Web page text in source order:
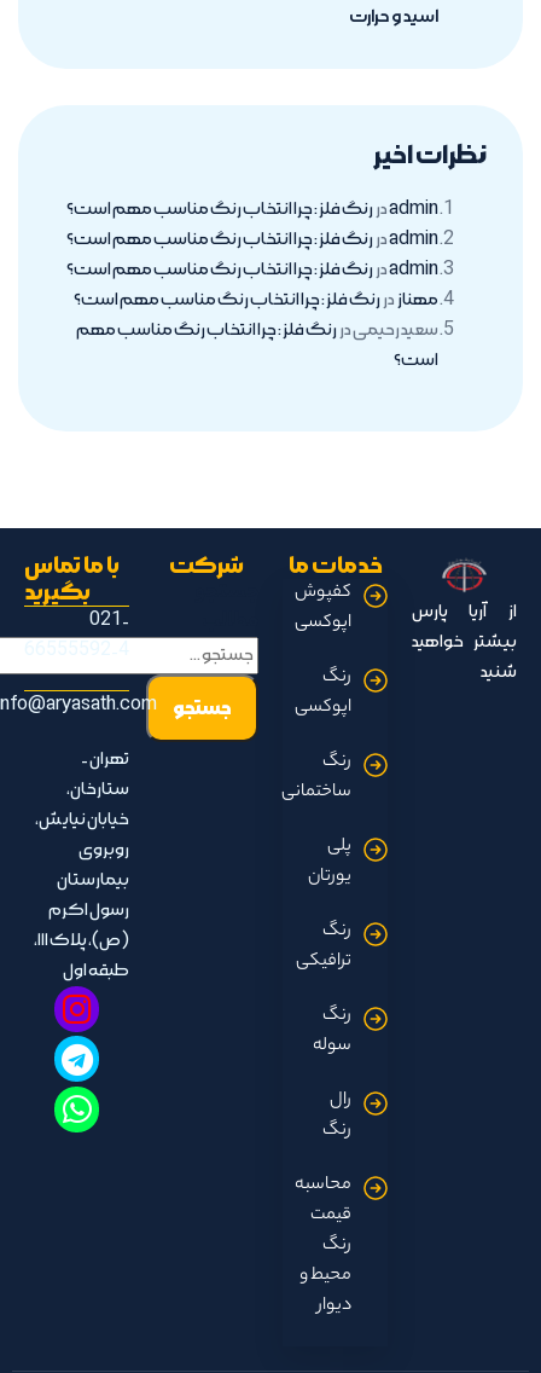
اسید و حرارت
نظرات اخیر
adminدررنگ فلز : چرا انتخاب رنگ مناسب مهم است؟
adminدررنگ فلز : چرا انتخاب رنگ مناسب مهم است؟
adminدررنگ فلز : چرا انتخاب رنگ مناسب مهم است؟
مهنازدررنگ فلز : چرا انتخاب رنگ مناسب مهم است؟
سعید رحیمیدررنگ فلز : چرا انتخاب رنگ مناسب مهم
است؟
از آریا پارس
بیشتر خواهید
شنید
خدمات ما
کفپوش
اپوکسی
رنگ
اپوکسی
رنگ
ساختمانی
پلی
یورتان
رنگ
ترافیکی
رنگ
سوله
رال
رنگ
محاسبه
قیمت
رنگ
محیط و
دیوار
شرکت
با ما تماس
بگیرید
021-
info@aryasath.com
تهران -
ستارخان،
خیابان نیایش،
روبروی
بیمارستان
رسول اکرم
(ص)، پلاک ۱۱۱،
طبقه اول